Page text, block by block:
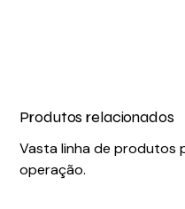
Produtos relacionados
Vasta linha de produtos
operação.